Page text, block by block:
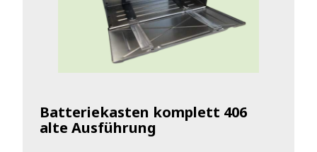
Batteriekasten komplett 406
alte Ausführung